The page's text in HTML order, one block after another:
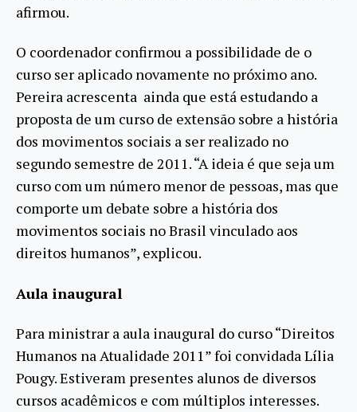
afirmou.
O coordenador confirmou a possibilidade de o
curso ser aplicado novamente no próximo ano.
Pereira acrescenta ainda que está estudando a
proposta de um curso de extensão sobre a história
dos movimentos sociais a ser realizado no
segundo semestre de 2011. “A ideia é que seja um
curso com um número menor de pessoas, mas que
comporte um debate sobre a história dos
movimentos sociais no Brasil vinculado aos
direitos humanos”, explicou.
Aula inaugural
Para ministrar a aula inaugural do curso “Direitos
Humanos na Atualidade 2011” foi convidada Lília
Pougy. Estiveram presentes alunos de diversos
cursos acadêmicos e com múltiplos interesses.